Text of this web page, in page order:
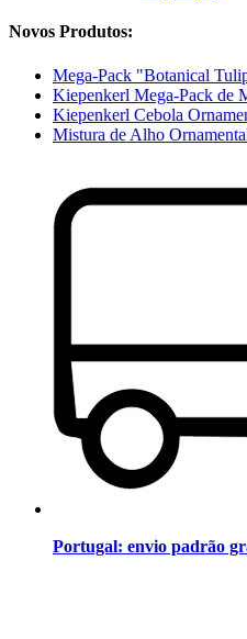
Novos Produtos:
Mega-Pack "Botanical
Kiepenkerl Mega-Pack de
Kiepenkerl Cebola
Mistura de Alho
Portugal: envio padrão